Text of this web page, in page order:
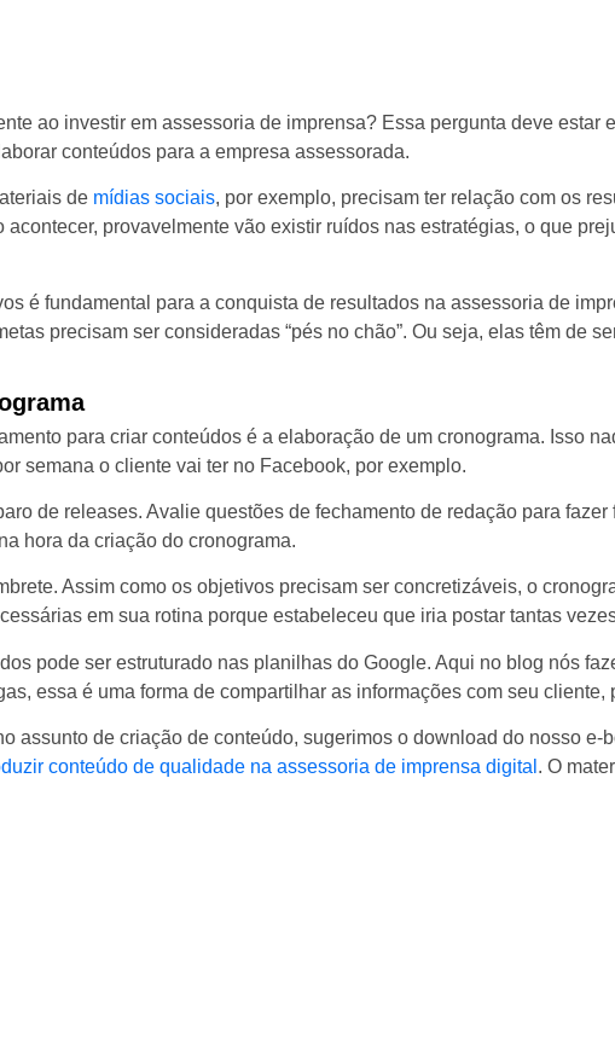
ao investir em assessoria de imprensa? Essa pergunta deve estar
conteúdos para a empresa assessorada.
de mídias sociais, por exemplo, precisam ter relação com os
acontecer, provavelmente vão existir ruídos nas estratégias, o que
é fundamental para a conquista de resultados na assessoria de
precisam ser consideradas “pés no chão”. Ou seja, elas têm de
para criar conteúdos é a elaboração de um cronograma. Isso
semana o cliente vai ter no Facebook, por exemplo.
de releases. Avalie questões de fechamento de redação para
hora da criação do cronograma.
Assim como os objetivos precisam ser concretizáveis, o
em sua rotina porque estabeleceu que iria postar tantas
pode ser estruturado nas planilhas do Google. Aqui no blog nós
essa é uma forma de compartilhar as informações com seu cliente,
assunto de criação de conteúdo, sugerimos o download do nosso e-
conteúdo de qualidade na assessoria de imprensa digital . O